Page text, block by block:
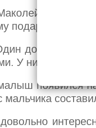
Калкин
подарила
дома» и Сонг
У них родился
появился